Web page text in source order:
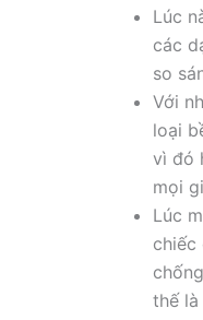
Lúc
các
so
Với
loại
vì đó
mọi
Lúc
chiếc
thế là